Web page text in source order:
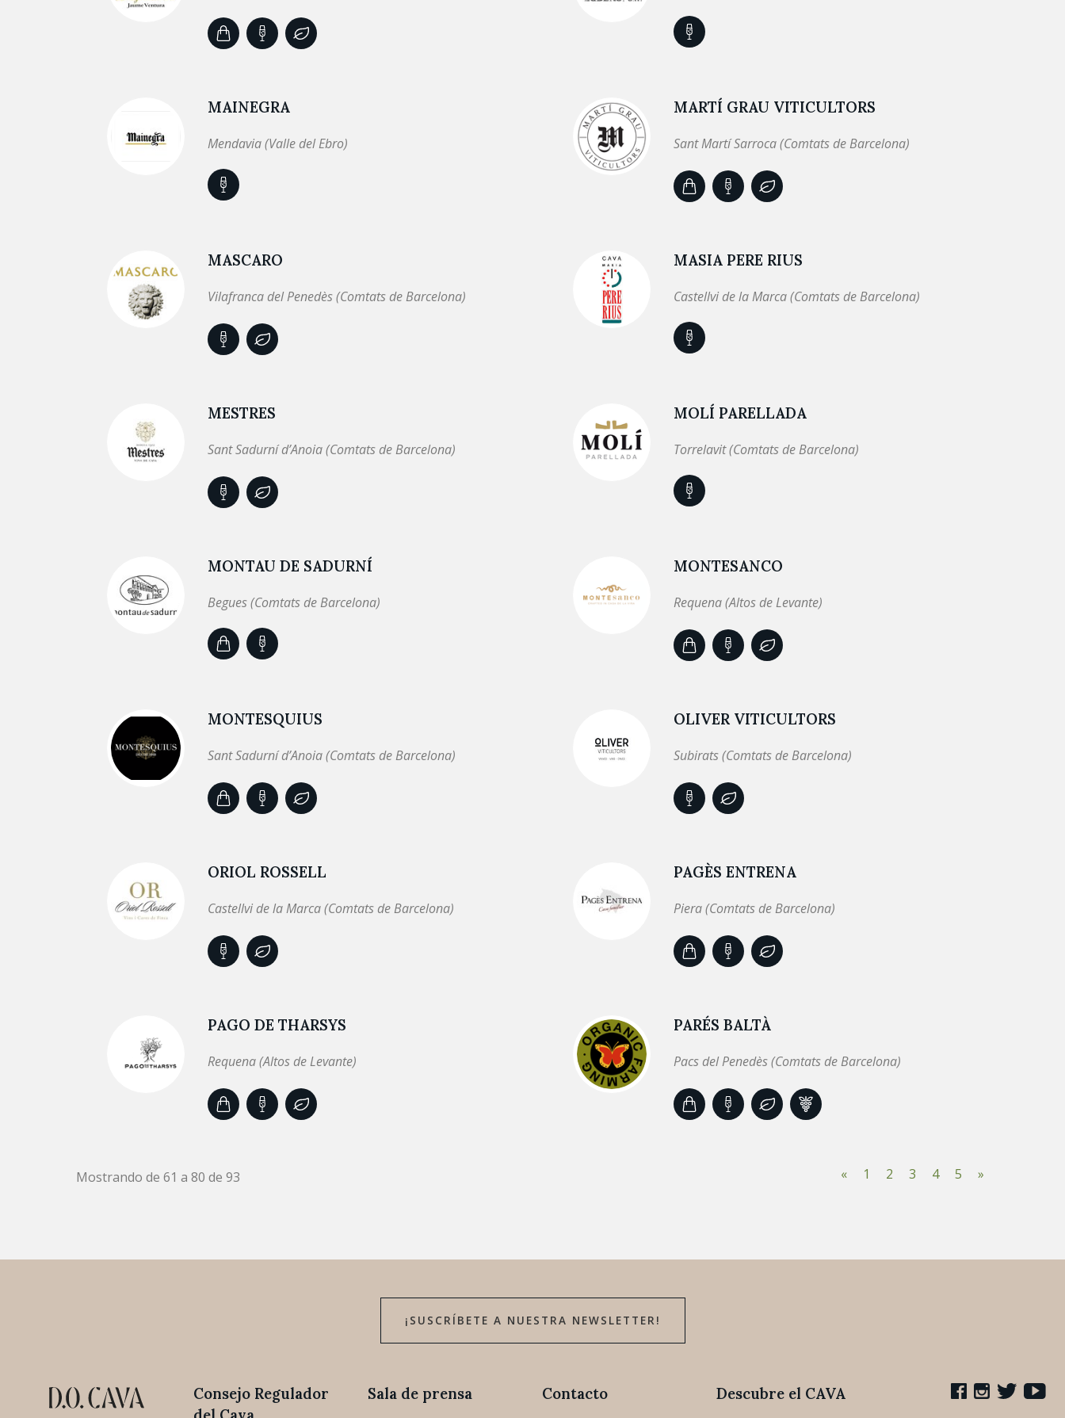
MAINEGRA
Mendavia (Valle del Ebro)
MARTÍ GRAU VITICULTORS
Sant Martí Sarroca (Comtats de Barcelona)
MASCARO
Vilafranca del Penedès (Comtats de Barcelona)
MASIA PERE RIUS
Castellvi de la Marca (Comtats de Barcelona)
MESTRES
Sant Sadurní d’Anoia (Comtats de Barcelona)
MOLÍ PARELLADA
Torrelavit (Comtats de Barcelona)
MONTAU DE SADURNÍ
Begues (Comtats de Barcelona)
MONTESANCO
Requena (Altos de Levante)
MONTESQUIUS
Sant Sadurní d’Anoia (Comtats de Barcelona)
OLIVER VITICULTORS
Subirats (Comtats de Barcelona)
ORIOL ROSSELL
Castellvi de la Marca (Comtats de Barcelona)
PAGÈS ENTRENA
Piera (Comtats de Barcelona)
PAGO DE THARSYS
Requena (Altos de Levante)
PARÉS BALTÀ
Pacs del Penedès (Comtats de Barcelona)
Mostrando de 61 a 80 de 93 « 1 2 3 4 5 »
¡SUSCRÍBETE A NUESTRA NEWSLETTER!
Consejo Regulador
Sala de prensa Contacto Descubre el CAVA